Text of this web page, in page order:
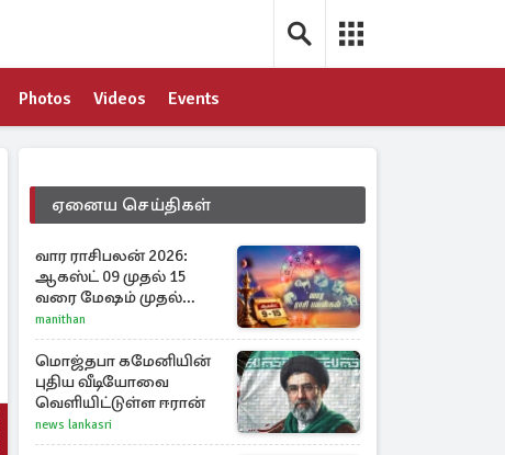
Photos Videos Events
ஏனைய செய்திகள்
வார ராசிபலன் 2026:
ஆகஸ்ட் 09 முதல் 15
வரை மேஷம் முதல்
மீனம் வரை முழு
பலன்கள்
manithan
மொஜ்தபா கமேனியின்
புதிய வீடியோவை
வெளியிட்டுள்ள ஈரான்
news lankasri